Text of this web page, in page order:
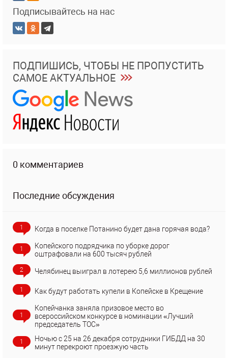
Подписывайтесь на нас
ПОДПИШИСЬ, ЧТОБЫ НЕ ПРОПУСТИТЬ
САМОЕ АКТУАЛЬНОЕ
0 комментариев
Последние обсуждения
1 Когда в поселке Потанино будет дана горячая вода?
1
Копейского подрядчика по уборке дорог
оштрафовали на 600 тысяч рублей
2 Челябинец выиграл в лотерею 5,6 миллионов рублей
1 Как будут работать купели в Копейске в Крещение
1
Копейчанка заняла призовое место во
всероссийском конкурсе в номинации «Лучший
председатель ТОС»
1
Ночью с 25 на 26 декабря сотрудники ГИБДД на 30
минут перекроют проезжую часть